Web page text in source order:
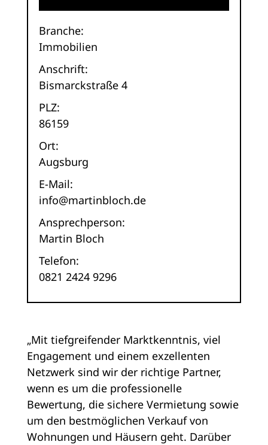
„Mit tiefgreifender Marktkenntnis, viel
Engagement und einem exzellenten
Netzwerk sind wir der richtige Partner,
wenn es um die professionelle
Bewertung, die sichere Vermietung sowie
um den bestmöglichen Verkauf von
Wohnungen und Häusern geht. Darüber
Branche:
Immobilien
Anschrift:
Bismarckstraße 4
PLZ:
86159
Ort:
Augsburg
E-Mail:
info@martinbloch.de
Ansprechperson:
Martin Bloch
Telefon:
0821 2424 9296